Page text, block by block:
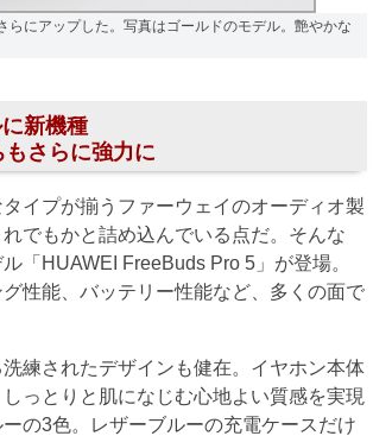
にアップした。写真はゴールドのモデル。艶やかな
新機種
さらに強力に
イプが揃うファーウェイのオーディオ製
でもかと詰め込んでいる点だ。そんな
「HUAWEI FreeBuds Pro 5」が登場。
性能、バッテリー性能など、多くの面で
練されたデザインも健在。イヤホン本体
っとりと肌になじむ心地よい質感を実現
の3色。レザーブルーの充電ケースだけ